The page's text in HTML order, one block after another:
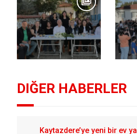
DIĞER HABERLER
Kaytazdere’ye yeni bir ev